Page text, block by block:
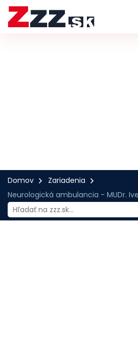
Domov
Zariadenia
Neurologická ambulancia - MUDr.